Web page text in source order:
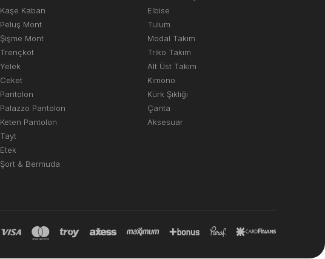
Kaşe Kaban
Peluş Mont
Şişme Mont
Trençkot
Yelek
Ceket
Pantolon
Palazzo Pantolon
Keten Pantolon
Tayt
Etek
Şort & Bermuda
Elbise
Tulum
Modal Takım
Triko Takım
Alt Üst Takım
Kimono
Kürk Şıklığı
Çanta
Aksesuar